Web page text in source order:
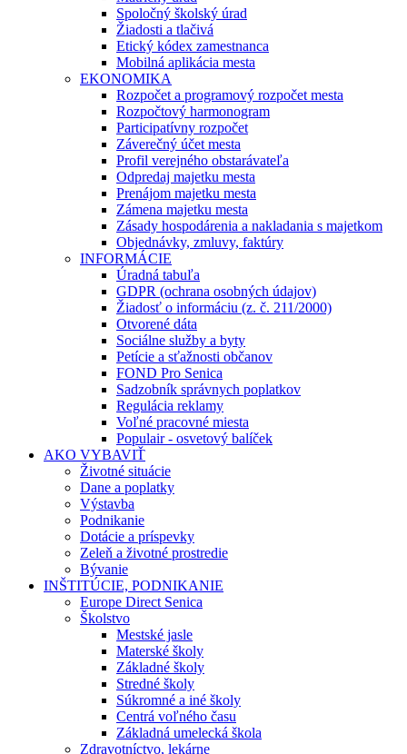
Spoločný školský úrad
Žiadosti a tlačivá
Etický kódex zamestnanca
Mobilná aplikácia mesta
EKONOMIKA
Rozpočet a programový rozpočet mesta
Rozpočtový harmonogram
Participatívny rozpočet
Záverečný účet mesta
Profil verejného obstarávateľa
Odpredaj majetku mesta
Prenájom majetku mesta
Zámena majetku mesta
Zásady hospodárenia a nakladania s majetkom
Objednávky, zmluvy, faktúry
INFORMÁCIE
Úradná tabuľa
GDPR (ochrana osobných údajov)
Žiadosť o informáciu (z. č. 211/2000)
Otvorené dáta
Sociálne služby a byty
Petície a sťažnosti občanov
FOND Pro Senica
Sadzobník správnych poplatkov
Regulácia reklamy
Voľné pracovné miesta
Populair - osvetový balíček
AKO VYBAVIŤ
Životné situácie
Dane a poplatky
Výstavba
Podnikanie
Dotácie a príspevky
Zeleň a životné prostredie
Bývanie
INŠTITÚCIE, PODNIKANIE
Europe Direct Senica
Školstvo
Mestské jasle
Materské školy
Základné školy
Stredné školy
Súkromné a iné školy
Centrá voľného času
Základná umelecká škola
Zdravotníctvo, lekárne